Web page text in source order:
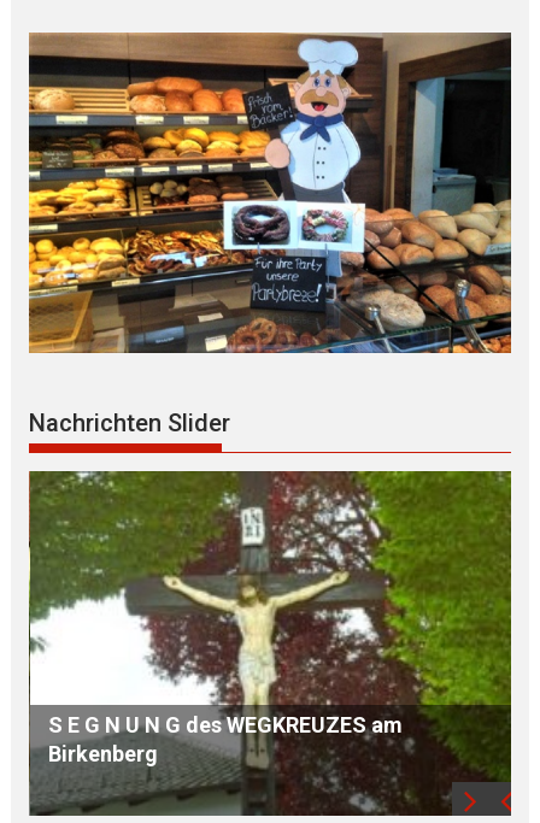
Nachrichten Slider
PI-LANDSHUT berichtet: Körperliche
AUSEINANDERSETZUNG zwischen
Jugendlichen, ZEUGEN gesucht –
Freizeithütte vorsätzlich in BRAND gesetzt –
Diverses